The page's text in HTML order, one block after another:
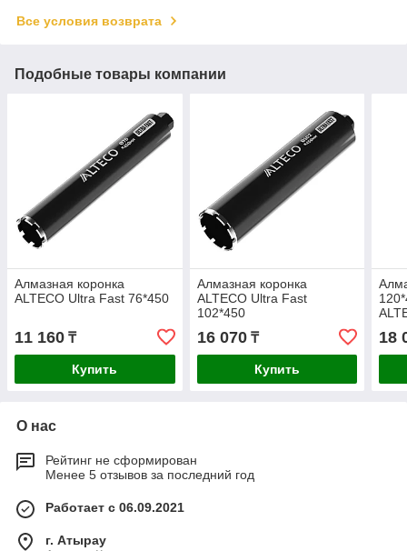
Все условия возврата
Подобные товары компании
Алмазная коронка
ALTECO Ultra Fast 76*450
11 160 ₸
Купить
Алмазная коронка
ALTECO Ultra Fast
102*450
16 070₸
Купить
18
О нас
Рейтинг не сформирован
Менее 5 отзывов за последний год
Работает с 06.09.2021
г. Атырау